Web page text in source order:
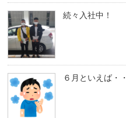
続々入社中！
６月といえば・・